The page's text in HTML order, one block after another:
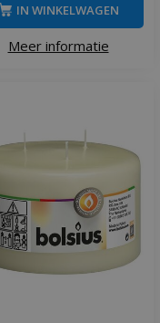
Meer informatie
IN WINKELWAGEN